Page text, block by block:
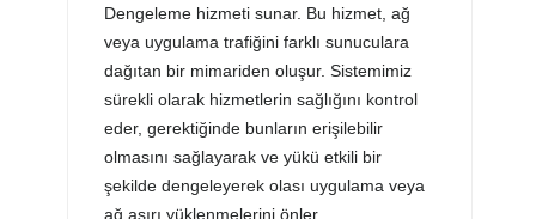
Dengeleme hizmeti sunar. Bu hizmet, ağ
veya uygulama trafiğini farklı sunuculara
dağıtan bir mimariden oluşur. Sistemimiz
sürekli olarak hizmetlerin sağlığını kontrol
eder, gerektiğinde bunların erişilebilir
olmasını sağlayarak ve yükü etkili bir
şekilde dengeleyerek olası uygulama veya
ağ aşırı yüklenmelerini önler.